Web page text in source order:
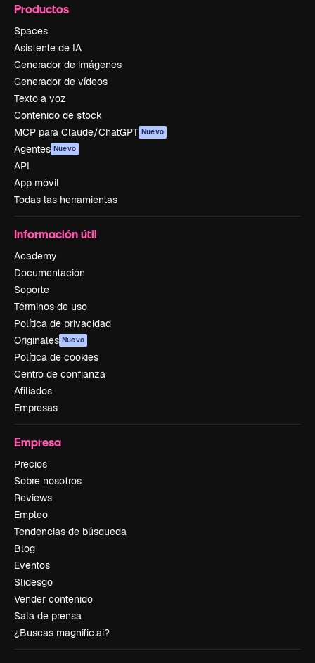
Productos
Spaces
Asistente de IA
Generador de imágenes
Generador de vídeos
Texto a voz
Contenido de stock
MCP para Claude/ChatGPT Nuevo
Agentes Nuevo
API
App móvil
Todas las herramientas
Información útil
Academy
Documentación
Soporte
Términos de uso
Política de privacidad
Originales Nuevo
Política de cookies
Centro de confianza
Afiliados
Empresas
Empresa
Precios
Sobre nosotros
Reviews
Empleo
Tendencias de búsqueda
Blog
Eventos
Slidesgo
Vender contenido
Sala de prensa
¿Buscas magnific.ai?